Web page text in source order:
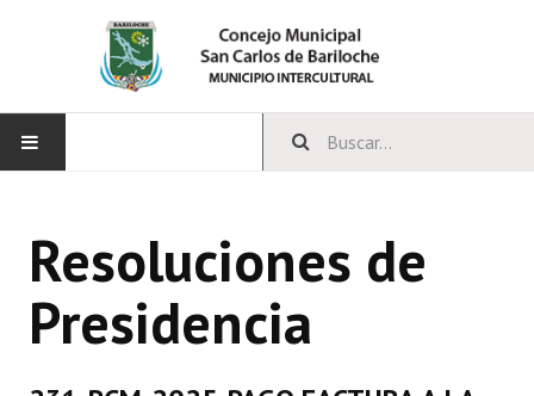
CONCEJO
Bloques Políticos
Resoluciones de
Presidencia